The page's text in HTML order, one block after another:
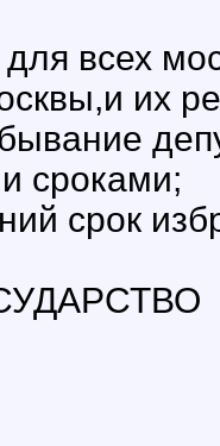
всех
их
сроками;
срок